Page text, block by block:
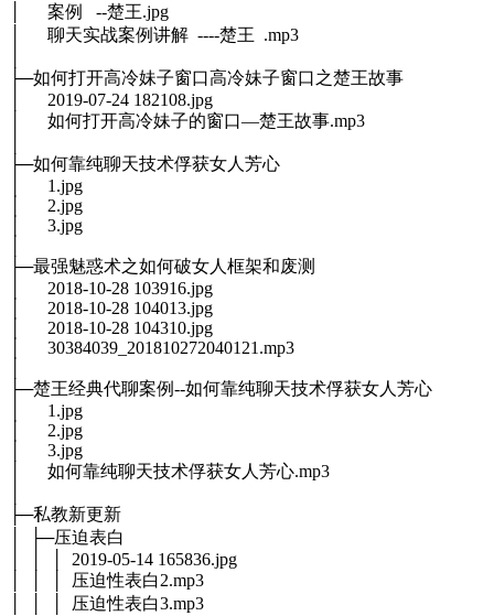
│ 案例 --楚王.jpg
│ 聊天实战案例讲解 ----楚王 .mp3
├─如何打开高冷妹子窗口高冷妹子窗口之楚王故事
│ 2019-07-24 182108.jpg
│ 如何打开高冷妹子的窗口—楚王故事.mp3
├─如何靠纯聊天技术俘获女人芳心
│ 1.jpg
│ 2.jpg
│ 3.jpg
├─最强魅惑术之如何破女人框架和废测
│ 2018-10-28 103916.jpg
│ 2018-10-28 104013.jpg
│ 2018-10-28 104310.jpg
│ 30384039_201810272040121.mp3
├─楚王经典代聊案例--如何靠纯聊天技术俘获女人芳心
│ 1.jpg
│ 2.jpg
│ 3.jpg
│ 如何靠纯聊天技术俘获女人芳心.mp3
├─私教新更新
│ ├─压迫表白
│ │ │ 2019-05-14 165836.jpg
│ │ │ 压迫性表白2.mp3
│ │ │ 压迫性表白3.mp3